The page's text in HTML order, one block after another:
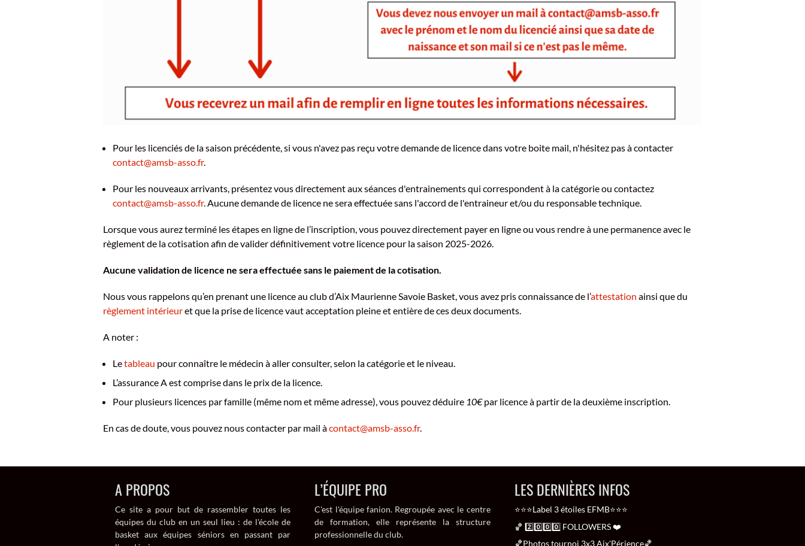
Pour les licenciés de la saison précédente, si vous n'avez pas reçu votre demande de licence dans votre boite mail, n'hésitez pas à contacter
contact@amsb-asso.fr.
Pour les nouveaux arrivants, présentez vous directement aux séances d'entrainements qui correspondent à la catégorie ou contactez
contact@amsb-asso.fr. Aucune demande de licence ne sera effectuée sans l'accord de l'entraineur et/ou du responsable technique.
Lorsque vous aurez terminé les étapes en ligne de l’inscription, vous pouvez directement payer en ligne ou vous rendre à une permanence avec le
règlement de la cotisation afin de valider définitivement votre licence pour la saison 2025-2026.
Aucune validation de licence ne sera effectuée sans le paiement de la cotisation.
Nous vous rappelons qu’en prenant une licence au club d’Aix Maurienne Savoie Basket, vous avez pris connaissance de l’attestation ainsi que du
règlement intérieuret que la prise de licence vaut acceptation pleine et entière de ces deux documents.
A noter :
Letableau pour connaître le médecin à aller consulter, selon la catégorie et le niveau.
L’assurance Aest comprise dans le prix de la licence.
Pour plusieurs licences par famille (même nom et même adresse), vous pouvez déduire 10€par licence à partir de la deuxième inscription.
En cas de doute, vous pouvez nous contacter par mail àcontact@amsb-asso.fr.
A PROPOS
Ce site a pour but de rassembler toutes les
équipes du club en un seul lieu : de l'école de
basket aux équipes séniors en passant par
L’ÉQUIPE PRO
C'est l'équipe fanion. Regroupée avec le centre
de formation, elle représente la structure
professionnelle du club.
LES DERNIÈRES INFOS
⭐⭐⭐Label 3 étoiles EFMB⭐⭐⭐
🏀 2️⃣0️⃣0️⃣0️⃣ FOLLOWERS ❤️
🏀Photos tournoi 3x3 Aix'Périence🏀